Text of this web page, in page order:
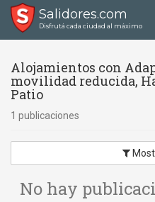
Salidores.com
Disfrutá cada ciudad al máximo
Alojamientos con
movilidad reducida,
Patio
1 publicaciones
No hay